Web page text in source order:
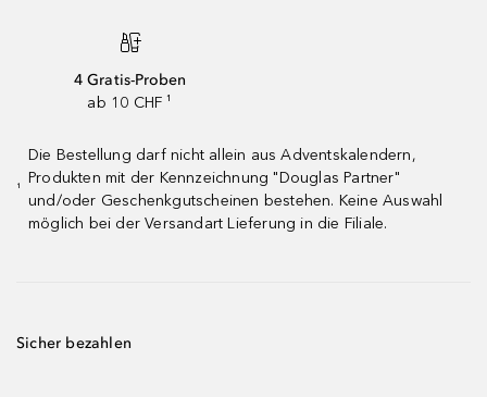
4 Gratis-Proben
ab 10 CHF ¹
¹
Die Bestellung darf nicht allein aus Adventskalendern,
Produkten mit der Kennzeichnung "Douglas Partner"
und/oder Geschenkgutscheinen bestehen. Keine Auswahl
möglich bei der Versandart Lieferung in die Filiale.
Sicher bezahlen